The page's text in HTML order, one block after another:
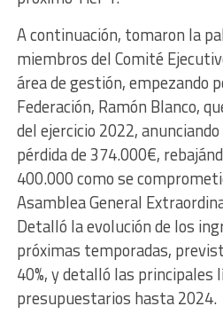
A continuación, tomaron la
miembros del Comité
área de gestión, empezando
Federación, Ramón Blanco,
del ejercicio 2022,
pérdida de 374.000€,
400.000 como se
Asamblea General
Detalló la evolución de los
próximas temporadas,
40%, y detalló las principales
presupuestarios hasta 2024.